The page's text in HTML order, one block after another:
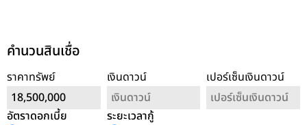
คำนวนสินเชื่อ
ราคาทรัพย์ เงินดาวน์ เปอร์เซ็นเงินดาวน์
อัตราดอกเบี้ย ระยะเวลากู้